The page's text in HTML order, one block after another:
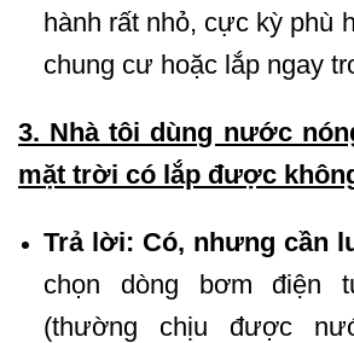
hành rất nhỏ, cực kỳ phù
chung cư hoặc lắp ngay
3. Nhà tôi dùng nước
mặt trời có lắp được
Trả lời: Có, nhưng cần
chọn dòng bơm
(thường chịu được